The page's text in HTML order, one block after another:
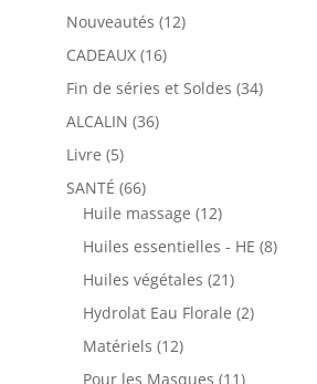
Nouveautés 1212
CADEAUX 1616
produits
Fin de séries et Soldes 3434
ALCALIN 3636
Livre 55
produits
SANTÉ 6666
produits
Huile massage 1212
produits
Huiles essentielles - HE 88
Huiles végétales 2121
produits
Hydrolat Eau Florale 22
Matériels 1212
produits
Pour les Masques 1111